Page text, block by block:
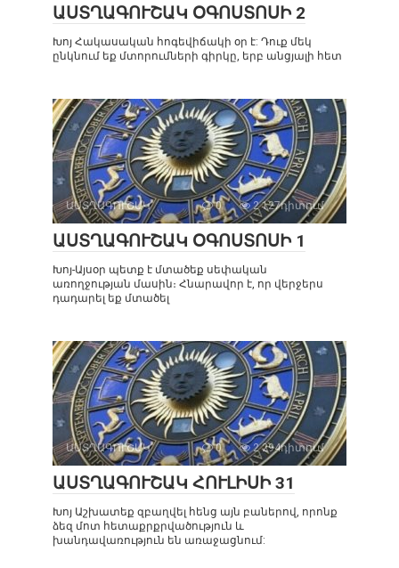
ԱՍՏՂԱԳՈՒՇԱԿ ՕԳՈՍՏՈՍԻ 2
Խոյ Հակասական հոգեվիճակի օր է: Դուք մեկ
ընկնում եք մտորումների գիրկը, երբ անցյալի հետ
ԱՍՏՂԱԳՈՒՇԱԿ 0 2 127դիտում
ԱՍՏՂԱԳՈՒՇԱԿ ՕԳՈՍՏՈՍԻ 1
Խոյ-Այսօր պետք է մտածեք սեփական
առողջության մասին։ Հնարավոր է, որ վերջերս
դադարել եք մտածել
ԱՍՏՂԱԳՈՒՇԱԿ 0 2 294դիտում
ԱՍՏՂԱԳՈՒՇԱԿ ՀՈՒԼԻՍԻ 31
Խոյ Աշխատեք զբաղվել հենց այն բաներով, որոնք
ձեզ մոտ հետաքրքրվածություն և
խանդավառություն են առաջացնում: